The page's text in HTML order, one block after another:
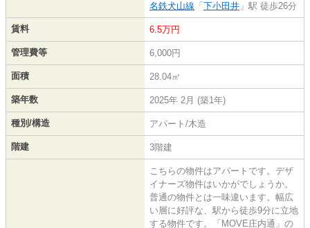
名鉄犬山線 「 下小田井 」駅 徒歩26分
賃料 6.5万円
管理費等 6,000円
面積 28.04㎡
築年数 2025年 2月 (築1年)
種別/構造 アパート/木造
階建 3階建
こちらの物件はアパートです。デザ
イナーズ物件はいかがでしょうか。
普通の物件とは一味違います。幅広
い層に好評な、駅から徒歩9分に立地
する物件です。「MOVE庄内通」の